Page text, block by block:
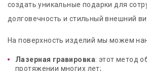
создать уникальные подарки для
долговечность и стильный внешний
На поверхность изделий мы можем
Лазерная гравировка: этот метод
протяжении многих лет;